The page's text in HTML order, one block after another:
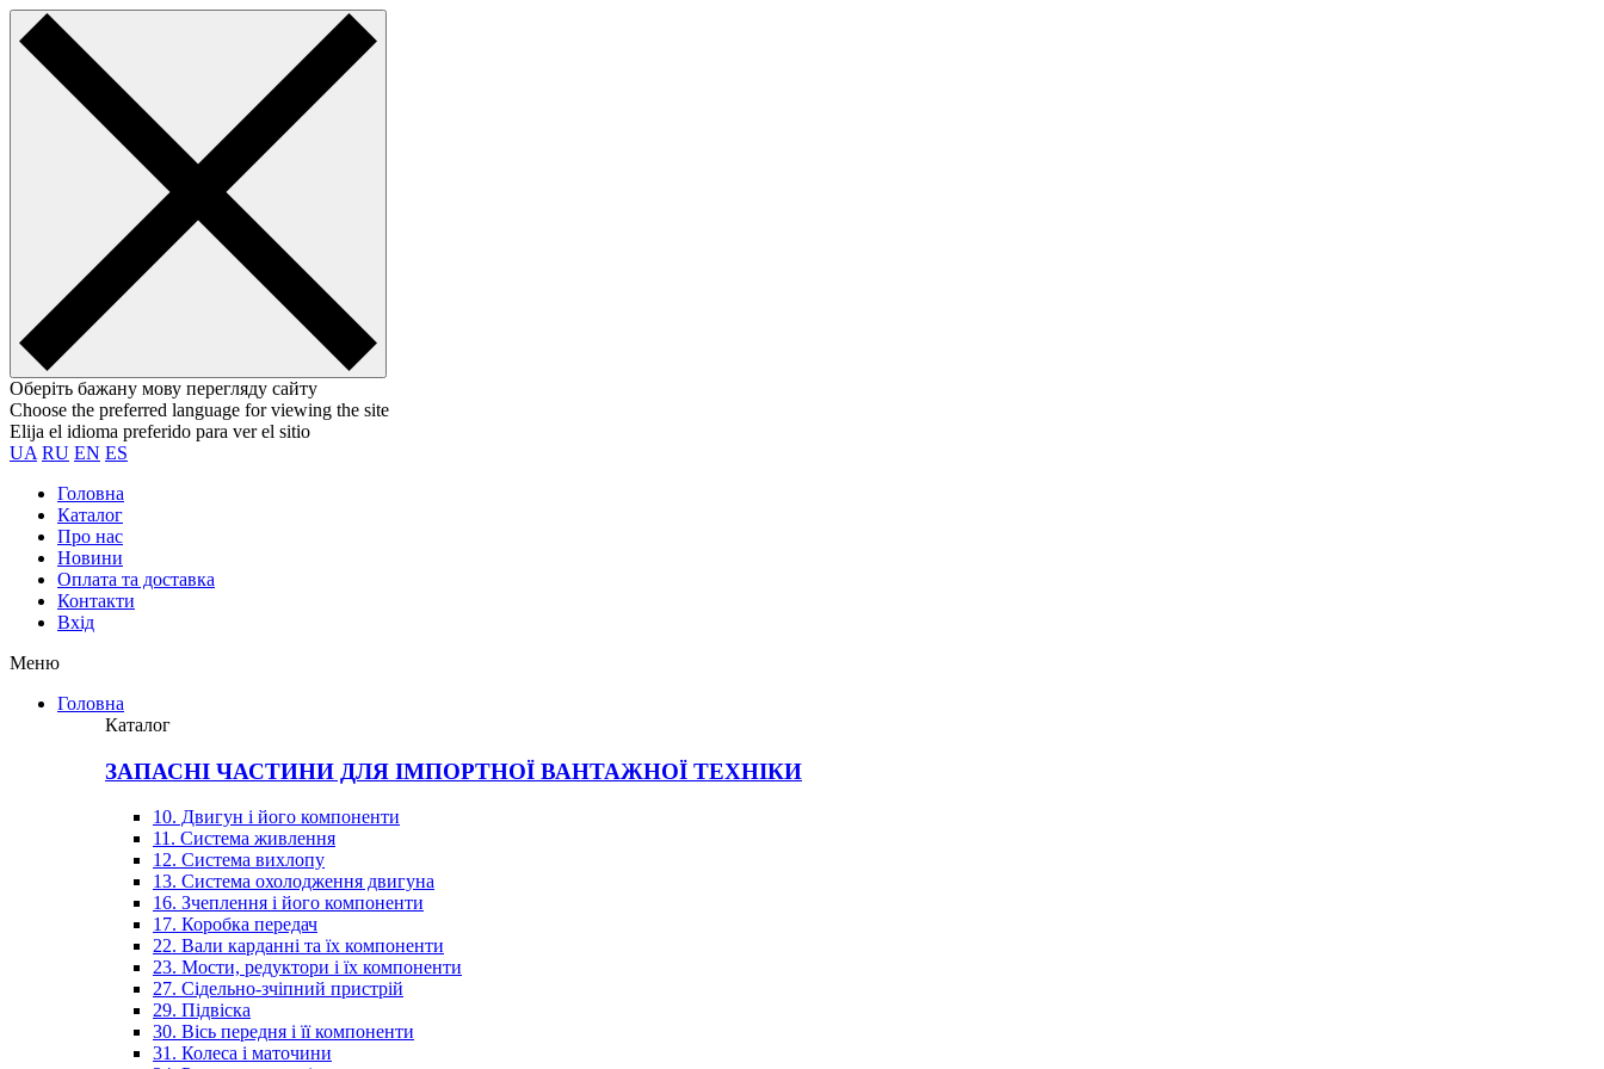
Оберіть бажану мову перегляду сайту
Choose the preferred language for viewing the site
Elija el idioma preferido para ver el sitio
UA RU EN ES
Головна
Каталог
Про нас
Новини
Оплата та доставка
Контакти
Вхiд
Меню
Головна
Каталог
ЗАПАСНІ ЧАСТИНИ ДЛЯ ІМПОРТНОЇ ВАНТАЖНОЇ ТЕХНІКИ
10. Двигун і його компоненти
11. Система живлення
12. Система вихлопу
13. Система охолодження двигуна
16. Зчеплення і його компоненти
17. Коробка передач
22. Вали карданні та їх компоненти
23. Мости, редуктори і їх компоненти
27. Сідельно-зчіпний пристрій
29. Підвіска
30. Вісь передня і її компоненти
31. Колеса і маточини